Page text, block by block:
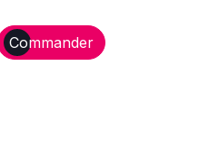
Commander